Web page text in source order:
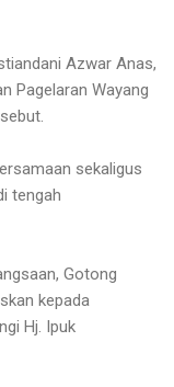
Azwar Anas,
Pagelaran Wayang
sekaligus
tengah
Gotong
kepada
Hj. Ipuk